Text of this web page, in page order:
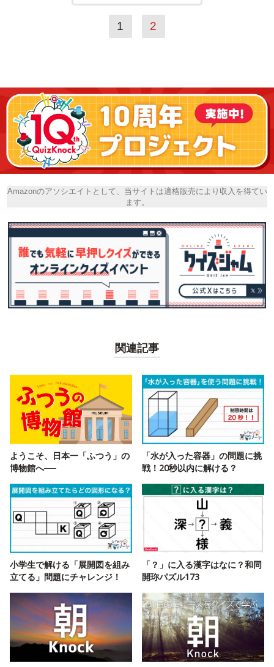
1 2
Amazonのアソシエイトとして、当サイトは適格販売により収入を得てい
ます。
関連記事
ようこそ、日本一「ふつう」の
博物館へ──
「水が入った容器」の問題に挑
戦！20秒以内に解ける？
小学生で解ける「展開図を組み
立てる」問題にチャレンジ！
「？」に入る漢字はなに？和同
開珎パズル173